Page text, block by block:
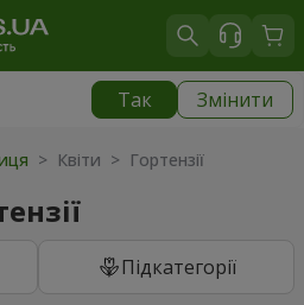
Так Змінити
> Квіти > Гортензії
Підкатегорії